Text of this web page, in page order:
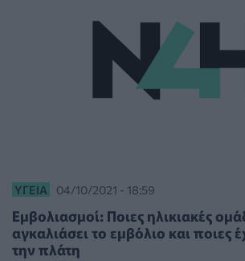
ΥΓΕΊΑ 04/10/2021 - 18:59
Εμβολιασμοί: Ποιες ηλικιακές
αγκαλιάσει το εμβόλιο και ποιες
την πλάτη